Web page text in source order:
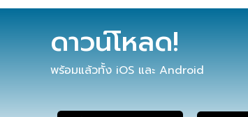
ดาวน์โหลด!
พร้อมแล้วทั้ง iOS และ Android